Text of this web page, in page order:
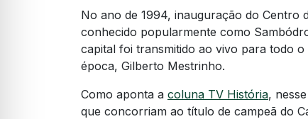
No ano de 1994, inauguração do Centro
conhecido popularmente como
capital foi transmitido ao vivo para todo
época, Gilberto Mestrinho.
Como aponta a coluna TV História,
que concorriam ao título de campeã do